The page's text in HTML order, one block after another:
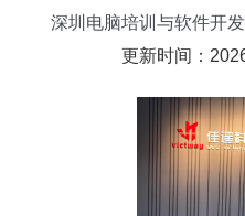
深圳电脑培训与软件开
键
更新时间：